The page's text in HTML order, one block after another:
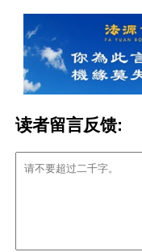
读者留言反馈: